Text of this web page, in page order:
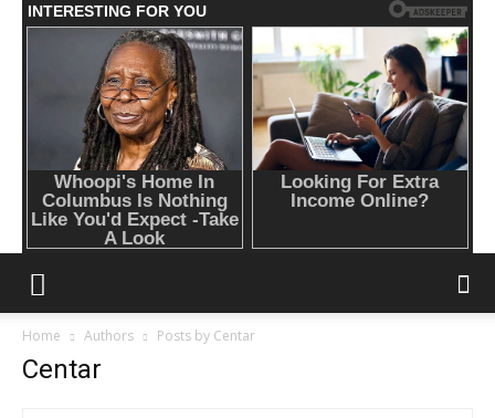
Home Authors Posts by Centar
Centar